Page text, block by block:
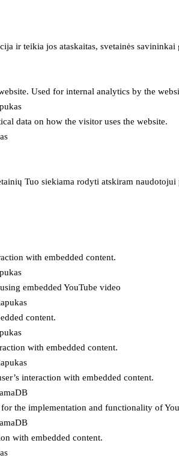
ir teikia jos ataskaitas, svetainės
Used for internal analytics by the
data on how the visitor uses the website.
Tuo siekiama rodyti atskiram
with embedded content.
embedded YouTube video
content.
with embedded content.
interaction with embedded content.
for the implementation and functionality of
with embedded content.